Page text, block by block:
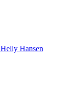
Helly Hansen